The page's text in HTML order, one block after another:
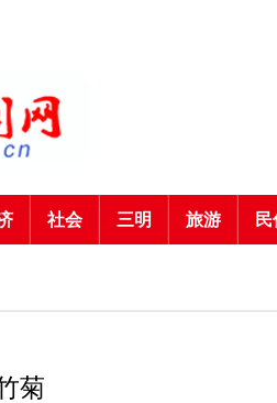
社会 三明 旅游
菊